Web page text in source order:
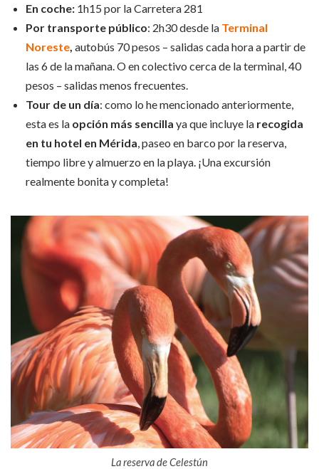
En coche: 1h15 por la Carretera 281
Por transporte público: 2h30 desde la Terminal
Noreste, autobús 70 pesos – salidas cada hora a partir de
las 6 de la mañana. O en colectivo cerca de la terminal, 40
pesos – salidas menos frecuentes.
Tour de un día: como lo he mencionado anteriormente,
esta es la opción más sencilla ya que incluye la recogida
en tu hotel en Mérida, paseo en barco por la reserva,
tiempo libre y almuerzo en la playa. ¡Una excursión
realmente bonita y completa!
La reserva de Celestún